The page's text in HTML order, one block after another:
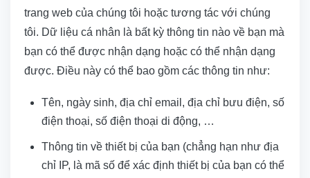
trang web của chúng tôi hoặc tương tác với chúng
tôi. Dữ liệu cá nhân là bất kỳ thông tin nào về bạn mà
bạn có thể được nhận dạng hoặc có thể nhận dạng
được. Điều này có thể bao gồm các thông tin như:
Tên, ngày sinh, địa chỉ email, địa chỉ bưu điện, số
điện thoại, số điện thoại di động, …
Thông tin về thiết bị của bạn (chẳng hạn như địa
chỉ IP, là mã số để xác định thiết bị của bạn có thể